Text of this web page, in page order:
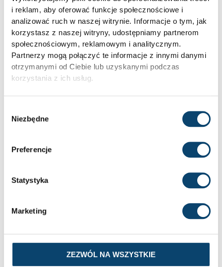
i reklam, aby oferować funkcje społecznościowe i
analizować ruch w naszej witrynie. Informacje o tym, jak
korzystasz z naszej witryny, udostępniamy partnerom
społecznościowym, reklamowym i analitycznym.
Partnerzy mogą połączyć te informacje z innymi danymi
otrzymanymi od Ciebie lub uzyskanymi podczas
korzystania z ich usług.
zgody
Niezbędne
Preferencje
Statystyka
Marketing
ZEZWÓL NA WSZYSTKIE
DŁUGOTERMINOWE SKUTKI ZDROWOTNE
Przemiany kataboliczne, gdy utrzymują się przez długi
czas, niosą ze sobą dodatkowe zagrożenia. Mogą
prowadzić do zaburzeń metabolicznych, jak
insulinooporność czy niekorzystne zmiany w składzie ciała.
Osłabiona kondycja i zmniejszona odporność to kolejne
Zatrzymanie nadmiernego katabolizmu białek jest
kluczowe dla utrzymania zdrowia i sprawności fizycznej.
mogą pomóc w przeciwdziałaniu skutkom ubocznym tego
ZAPOBIEGANIU KATABOLIZMOWI
Aminokwasy odgrywają kluczową rolę w zapobieganiu